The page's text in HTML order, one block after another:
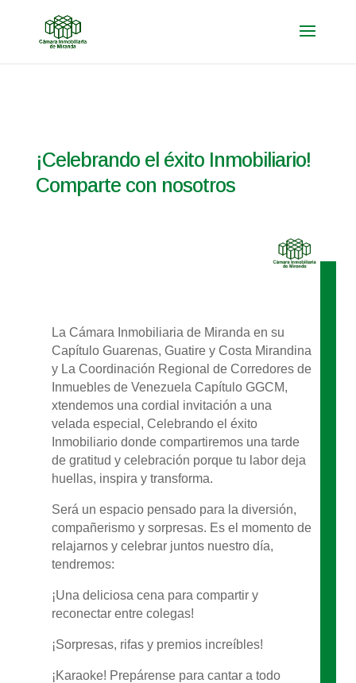
¡Celebrando el éxito Inmobiliario!
Comparte con nosotros
La Cámara Inmobiliaria de Miranda en su
Capítulo Guarenas, Guatire y Costa Mirandina
y La Coordinación Regional de Corredores de
Inmuebles de Venezuela Capítulo GGCM,
xtendemos una cordial invitación a una
velada especial, Celebrando el éxito
Inmobiliario donde compartiremos una tarde
de gratitud y celebración porque tu labor deja
huellas, inspira y transforma.
Será un espacio pensado para la diversión,
compañerismo y sorpresas. Es el momento de
relajarnos y celebrar juntos nuestro día,
tendremos:
¡Una deliciosa cena para compartir y
reconectar entre colegas!
¡Sorpresas, rifas y premios increíbles!
¡Karaoke! Prepárense para cantar a todo